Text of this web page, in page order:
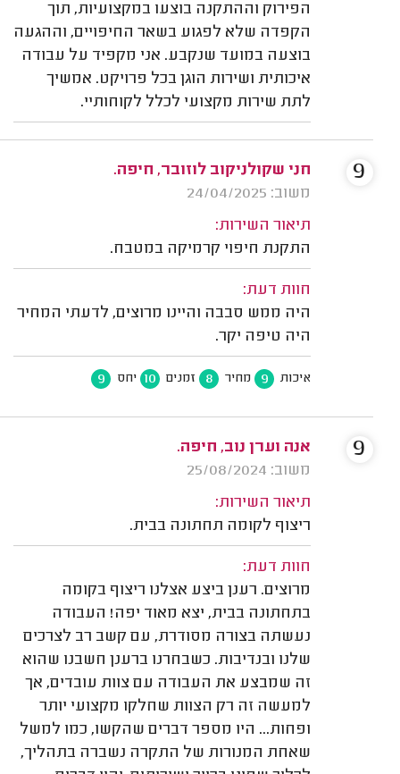
הפירוק וההתקנה בוצעו במקצועיות, תוך
הקפדה שלא לפגוע בשאר החיפויים, וההגעה
בוצעה במועד שנקבע. אני מקפיד על עבודה
איכותית ושירות הוגן בכל פרויקט. אמשיך
לתת שירות מקצועי לכלל לקוחותיי.
חני שקולניקוב לוזובר, חיפה.
משוב: 24/04/2025
תיאור השירות:
התקנת חיפוי קרמיקה במטבח.
חוות דעת:
היה ממש סבבה והיינו מרוצים, לדעתי המחיר
היה טיפה יקר.
איכות 9 מחיר 8 זמנים 10 יחס 9
9
אנה וערן נוב, חיפה.
משוב: 25/08/2024
תיאור השירות:
ריצוף לקומה תחתונה בבית.
חוות דעת:
מרוצים. רענן ביצע אצלנו ריצוף בקומה
בתחתונה בבית, יצא מאוד יפה! העבודה
נעשתה בצורה מסודרת, עם קשב רב לצרכים
שלנו ובנדיבות. כשבחרנו ברענן חשבנו שהוא
זה שמבצע את העבודה עם צוות עובדים, אך
למעשה זה רק הצוות שחלקו מקצועי יותר
ופחות... היו מספר דברים שהקשו, כמו למשל
שאחת המנורות של התקרה נשברה בתהליך,
9